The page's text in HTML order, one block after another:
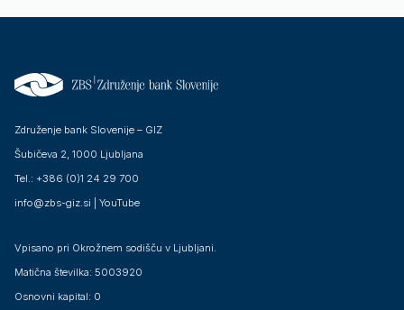
Združenje bank Slovenije – GIZ
Šubičeva 2, 1000 Ljubljana
Tel.: +386 (0)1 24 29 700
info@zbs-giz.si
YouTube
Vpisano pri Okrožnem sodišču v Ljubljani.
Matična številka: 5003920
Osnovni kapital: 0